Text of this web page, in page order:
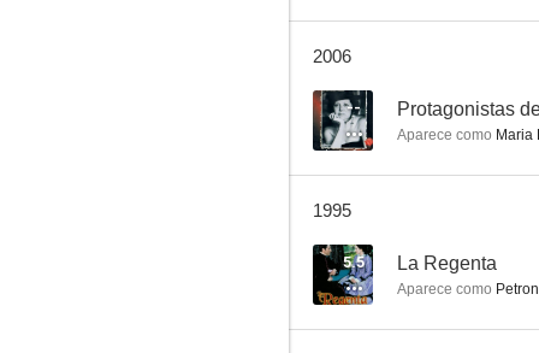
2006
-- Protagonistas
Aparece como Maria
1995
5.5 La Regenta
Aparece como